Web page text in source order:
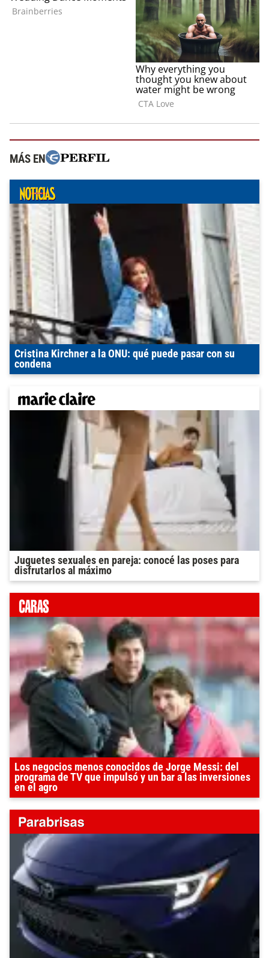
MÁS EN
Cristina Kirchner a la ONU: qué puede pasar con su
condena
Juguetes sexuales en pareja: conocé las poses para
disfrutarlos al máximo
Los negocios menos conocidos de Jorge Messi: del
programa de TV que impulsó y un bar a las inversiones
en el agro